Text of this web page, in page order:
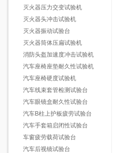
灭火器压力交变试验机
灭火器头冲击试验机
灭火器振动试验台
灭火器筒体压扁试验机
消防头盔加速度冲击试验机
汽车座椅座垫耐久性试验机
汽车座椅硬度试验机
汽车线束套管检测试验台
汽车眼镜盒耐久性试验台
汽车B柱上护板疲劳试验台
汽车手套箱启闭性试验台
车窗疲劳载荷试验台
汽车后视镜试验台